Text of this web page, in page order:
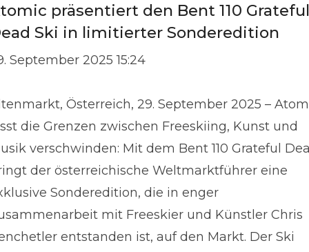
präsentiert den Bent 110 Grateful
Ski in limitierter Sonderedition
September 2025 15:24
Österreich, 29. September 2025 –
die Grenzen zwischen Freeskiing, Kunst und
verschwinden: Mit dem Bent 110 Grateful
der österreichische Weltmarktführer eine
Sonderedition, die in enger
mit Freeskier und Künstler Chris
entstanden ist, auf den Markt. Der Ski